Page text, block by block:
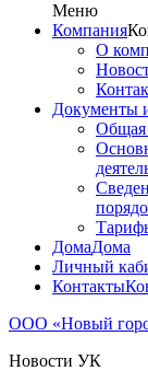
Меню
Компания
О
Документы
Общая
ДомаДома
Личный
Контакты
ООО «Новый
Новости УК